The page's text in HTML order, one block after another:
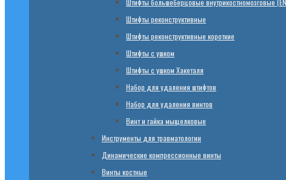
Штифты большеберцовые внутрикостномозговые
Штифты реконструктивные
Штифты реконструктивные короткие
Штифты с ушком
Штифты с ушком Хакеталя
Набор для удаления штифтов
Набор для удаления винтов
Винт и гайка мыщелковые
Инструменты для травматологии
Динамические компрессионные винты
Винты костные